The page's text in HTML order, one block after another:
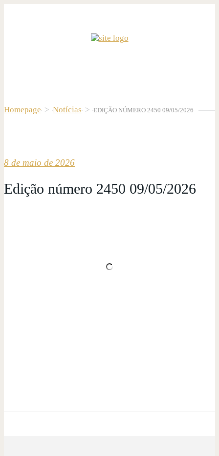
Homepage > Notícias > EDIÇÃO NÚMERO 2450 09/05/2026
8 de maio de 2026
Edição número 2450 09/05/2026